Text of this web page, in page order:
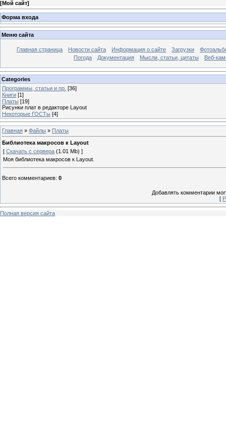
[Мой сайт]
Форма входа
Меню сайта
Главная страница Новости сайта Информация о сайте Загрузки
Погода
Документация Мысли, статьи, цитаты Веб-
Categories
Программы, статьи и пр. [36]
Книги [1]
Платы [19]
Рисунки плат в редакторе Layout
Некоторые ГОСТы [4]
Главная » Файлы » Платы
Библиотека макросов к Layout
[ Скачать с сервера (1.01 Mb) ]
Моя библиотека макросов к Layout.
Всего комментариев: 0
Добавлять комментарии
[
Полная версия сайта